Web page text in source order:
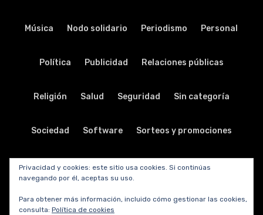
Música Nodo solidario Periodismo Personal
Política Publicidad Relaciones públicas
Religión Salud Seguridad Sin categoría
Sociedad Software Sorteos y promociones
Tabletas Teatro Tecnología
Telecomunicaciones Telefonía Trabajo
Privacidad y cookies: este sitio usa cookies. Si continúas
navegando por él, aceptas su uso.
Para obtener más información, incluido cómo gestionar las cookies,
consulta: Política de cookies